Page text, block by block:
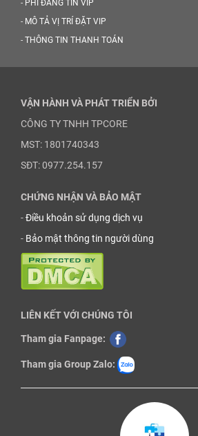
- PHÍ ĐĂNG TIN VIP
- MÔ TẢ VỊ TRÍ ĐẶT VIP
- THÔNG TIN THANH TOÁN
VẬN HÀNH VÀ PHÁT TRIỂN BỞI
CÔNG TY TNHH TPCORE
MST: 1801740343
SĐT: 0977.254.157
CHỨNG NHẬN VÀ BẢO MẬT
-Điều khoản sử dụng dịch vụ
- Bảo mật thông tin người dùng
LIÊN KẾT VỚI CHÚNG TÔI
Tham gia Fanpage:
Tham gia Group Zalo: